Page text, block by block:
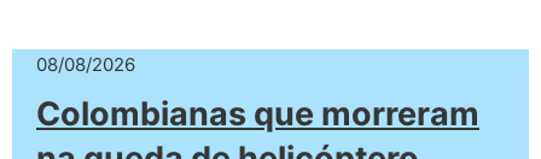
08/08/2026
Colombianas que morreram